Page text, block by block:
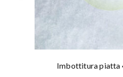
Imbottitura piatta